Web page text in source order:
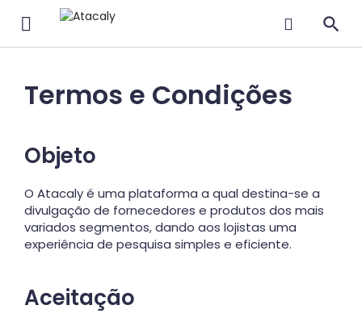
Termos e Condições
Objeto
O Atacaly é uma plataforma a qual destina-se a
divulgação de fornecedores e produtos dos mais
variados segmentos, dando aos lojistas uma
experiência de pesquisa simples e eficiente.
Aceitação